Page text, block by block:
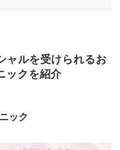
ャルを受けられるお
ックを紹介
ック